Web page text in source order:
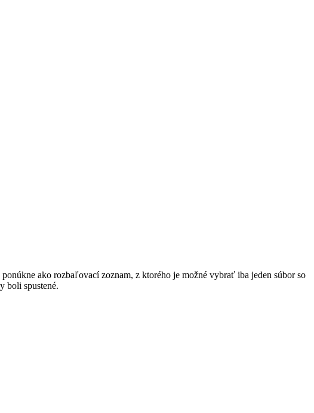
ako rozbaľovací zoznam, z ktorého je možné vybrať iba jeden súbor so
boli spustené.